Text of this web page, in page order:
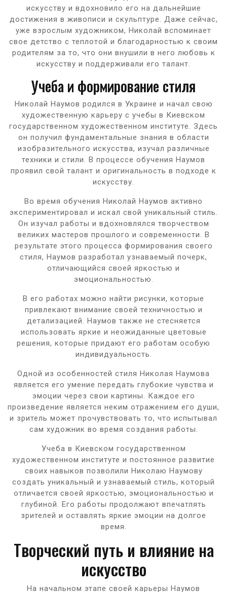
искусству и вдохновило его на дальнейшие
достижения в живописи и скульптуре. Даже сейчас,
уже взрослым художником, Николай вспоминает
свое детство с теплотой и благодарностью к своим
родителям за то, что они внушили в него любовь к
искусству и поддерживали его талант.
Учеба и формирование стиля
Николай Наумов родился в Украине и начал свою
художественную карьеру с учебы в Киевском
государственном художественном институте. Здесь
он получил фундаментальные знания в области
изобразительного искусства, изучал различные
техники и стили. В процессе обучения Наумов
проявил свой талант и оригинальность в подходе к
искусству.
Во время обучения Николай Наумов активно
экспериментировал и искал свой уникальный стиль.
Он изучал работы и вдохновлялся творчеством
великих мастеров прошлого и современности. В
результате этого процесса формирования своего
стиля, Наумов разработал узнаваемый почерк,
отличающийся своей яркостью и
эмоциональностью.
В его работах можно найти рисунки, которые
привлекают внимание своей техничностью и
детализацией. Наумов также не стесняется
использовать яркие и неожиданные цветовые
решения, которые придают его работам особую
индивидуальность.
Одной из особенностей стиля Николая Наумова
является его умение передать глубокие чувства и
эмоции через свои картины. Каждое его
произведение является неким отражением его души,
и зритель может прочувствовать то, что испытывал
сам художник во время создания работы.
Учеба в Киевском государственном
художественном институте и постоянное развитие
своих навыков позволили Николаю Наумову
создать уникальный и узнаваемый стиль, который
отличается своей яркостью, эмоциональностью и
глубиной. Его работы продолжают впечатлять
зрителей и оставлять яркие эмоции на долгое
время.
Творческий путь и влияние на
искусство
На начальном этапе своей карьеры Наумов